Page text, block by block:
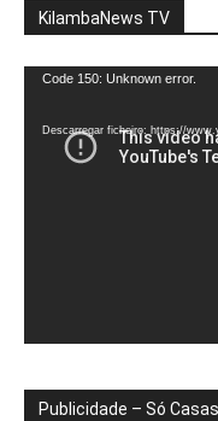
KilambaNews TV
Reprodutor
vídeo
Code 150: Unknown error.
Descarregar ficheiro: https://
Publicidade – Só Casas